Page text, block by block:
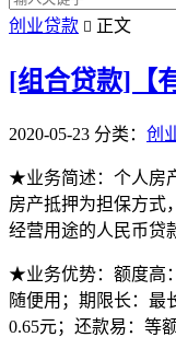
创业贷款  正文
[组合贷款]【
2020-05-23 分类： 创
★业务简述：个人房
房产抵押为担保方式
经营用途的人民币贷
★业务优势：额度高
随便用；期限长：最
0.65元；还款易：等